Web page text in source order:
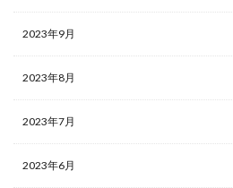
2023年9月
2023年8月
2023年7月
2023年6月